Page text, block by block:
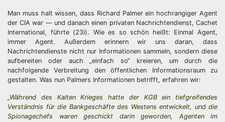
Man muss halt wissen, dass Richard Palmer ein hochrangiger Agent
der CIA war — und danach einen privaten Nachrichtendienst, Cachet
International, führte (23i). Wie es so schön heißt: Einmal Agent,
immer Agent. Außerdem erinnern wir uns daran, dass
Nachrichtendienste nicht nur Informationen sammeln, sondern diese
aufbereiten oder auch „einfach so“ kreieren, um durch die
nachfolgende Verbreitung den öffentlichen Informationsraum zu
gestalten. Was nun Palmers Informationen betrifft, erfahren wir:
„Während des Kalten Krieges hatte der KGB ein tiefgreifendes
Verständnis für die Bankgeschäfte des Westens entwickelt, und die
Spionagechefs waren geschickt darin geworden, Agenten im